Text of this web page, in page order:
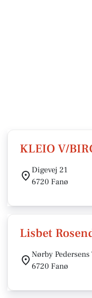
KLEIO V/
Digevej 21
6720 Fanø
Lisbet
Nørby Pedersens
6720 Fanø